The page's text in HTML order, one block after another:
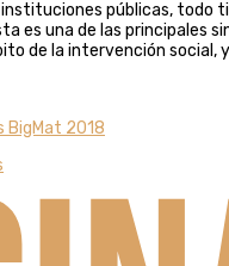
públicas, todo
es una de las principales
de la intervención social,
BigMat 2018